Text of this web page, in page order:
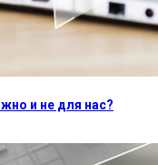
и не для нас?